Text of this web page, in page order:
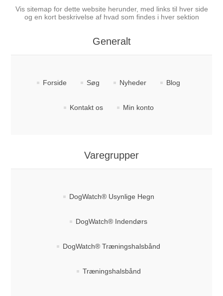
Vis sitemap for dette website herunder, med links til hver side
og en kort beskrivelse af hvad som findes i hver sektion
Generalt
Forside Søg Nyheder Blog
Kontakt os Min konto
Varegrupper
DogWatch® Usynlige Hegn
DogWatch® Indendørs
DogWatch® Træningshalsbånd
Træningshalsbånd